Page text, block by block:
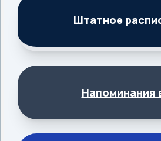
Штатное
Напоминания